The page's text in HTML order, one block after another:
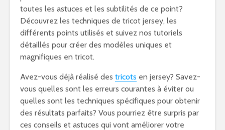
toutes les astuces et les subtilités de ce point?
Découvrez les techniques de tricot jersey, les
différents points utilisés et suivez nos tutoriels
détaillés pour créer des modèles uniques et
magnifiques en tricot.
Avez-vous déjà réalisé des tricots en jersey? Savez-
vous quelles sont les erreurs courantes à éviter ou
quelles sont les techniques spécifiques pour obtenir
des résultats parfaits? Vous pourriez être surpris par
ces conseils et astuces qui vont améliorer votre